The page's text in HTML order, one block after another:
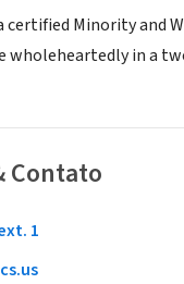
certified Minority and
wholeheartedly in a
Contato
1